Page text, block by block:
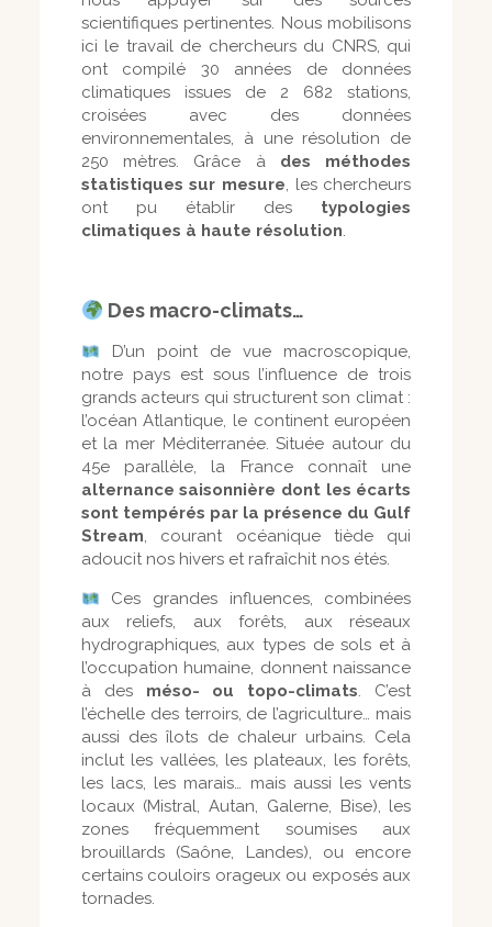
scientifiques pertinentes. Nous mobilisons
ici le travail de chercheurs du CNRS, qui
ont compilé 30 années de données
climatiques issues de 2 682 stations,
croisées avec des données
environnementales, à une résolution de
250 mètres. Grâce à des méthodes
statistiques sur mesure, les chercheurs
ont pu établir des typologies
climatiques à haute résolution.
Des macro-climats…
D’un point de vue macroscopique,
notre pays est sous l’influence de trois
grands acteurs qui structurent son climat :
l’océan Atlantique, le continent européen
et la mer Méditerranée. Située autour du
45e parallèle, la France connaît une
alternance saisonnière dont les écarts
sont tempérés par la présence du Gulf
Stream, courant océanique tiède qui
adoucit nos hivers et rafraîchit nos étés.
Ces grandes influences, combinées
aux reliefs, aux forêts, aux réseaux
hydrographiques, aux types de sols et à
l’occupation humaine, donnent naissance
à des méso- ou topo-climats. C’est
l’échelle des terroirs, de l’agriculture… mais
aussi des îlots de chaleur urbains. Cela
inclut les vallées, les plateaux, les forêts,
les lacs, les marais… mais aussi les vents
locaux (Mistral, Autan, Galerne, Bise), les
zones fréquemment soumises aux
brouillards (Saône, Landes), ou encore
certains couloirs orageux ou exposés aux
tornades.